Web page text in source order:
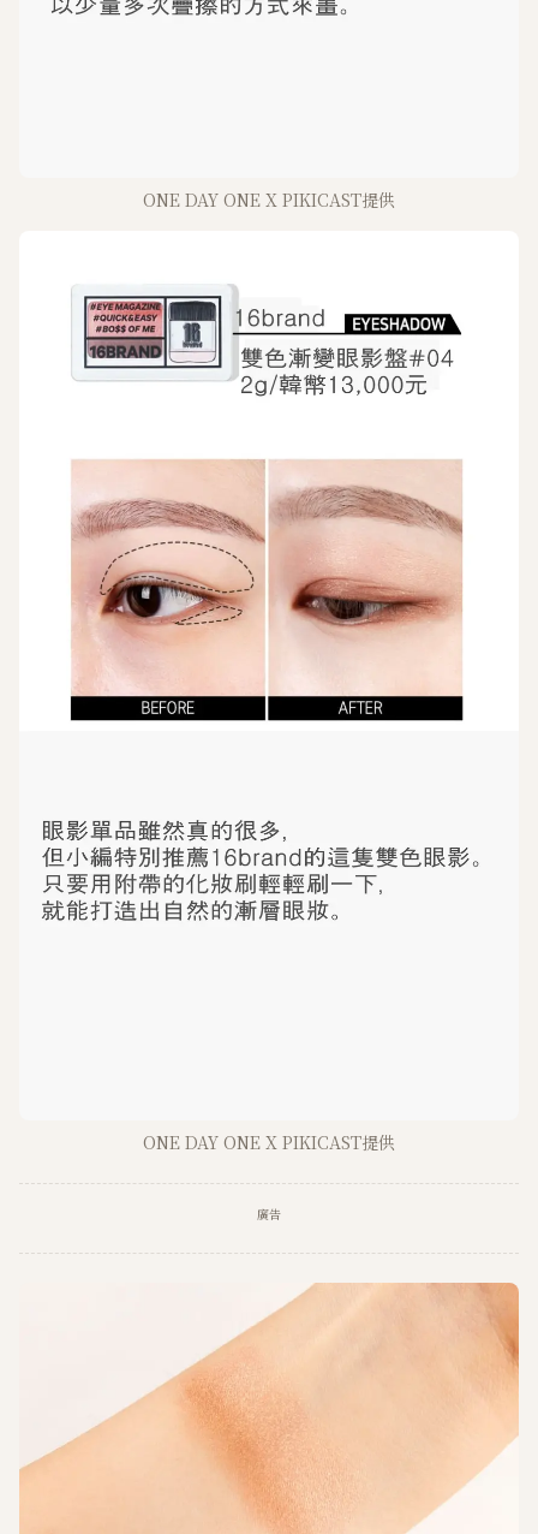
ONE DAY ONE X PIKICAST提供
ONE DAY ONE X PIKICAST提供
廣告